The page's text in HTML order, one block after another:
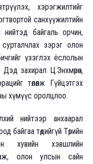
хэрэгжилтийг
санхүүжилтийн
байгаль орчин,
зэрэг олон
үзэглэх ёслолын
Дэд захирал Ц.Энхмөрөн,
төлөөлж Гүйцэтгэх
хүмүүс оролцлоо.
нийтээр анхаарал
байгаа төдийгүй Төрийн
хувийн хэвшлийн
олон улсын сайн